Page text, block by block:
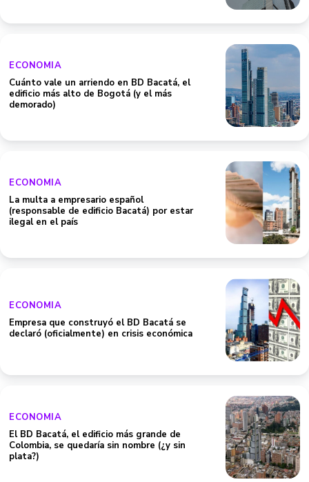
ECONOMIA
Cuánto vale un arriendo en BD Bacatá, el
edificio más alto de Bogotá (y el más
demorado)
ECONOMIA
La multa a empresario español
(responsable de edificio Bacatá) por estar
ilegal en el país
ECONOMIA
Empresa que construyó el BD Bacatá se
declaró (oficialmente) en crisis económica
ECONOMIA
El BD Bacatá, el edificio más grande de
Colombia, se quedaría sin nombre (¿y sin
plata?)